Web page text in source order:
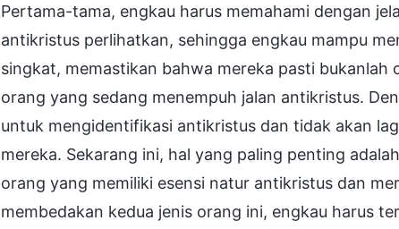
Pertama-tama, engkau harus memahami dengan
antikristus perlihatkan, sehingga engkau mampu
singkat, memastikan bahwa mereka pasti
orang yang sedang menempuh jalan antikristus.
untuk mengidentifikasi antikristus dan tidak akan
mereka. Sekarang ini, hal yang paling penting
orang yang memiliki esensi natur antikristus dan
membedakan kedua jenis orang ini, engkau harus